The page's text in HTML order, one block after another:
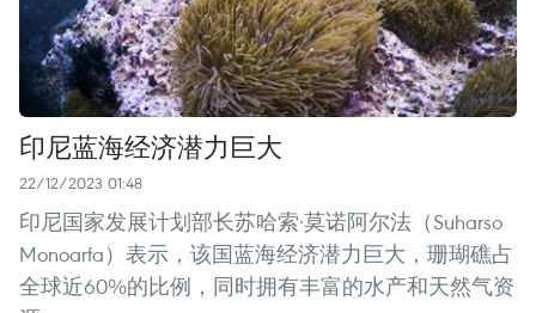
印尼蓝海经济潜力巨大
22/12/2023 01:48
印尼国家发展计划部长苏哈索·莫诺阿尔法（Suharso
Monoarfa）表示，该国蓝海经济潜力巨大，珊瑚礁占
全球近60%的比例，同时拥有丰富的水产和天然气资